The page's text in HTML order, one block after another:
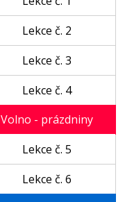
Lekce č. 2
Lekce č. 3
Lekce č. 4
Volno - prázdniny
Lekce č. 5
Lekce č. 6